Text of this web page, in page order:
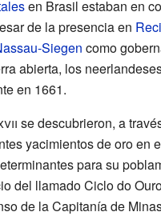
en Brasil estaban en
de la presencia en
Siegen como
abierta, los
en 1661.
se descubrieron, a
yacimientos de oro en
para su
del llamado Ciclo do
de la Capitanía de